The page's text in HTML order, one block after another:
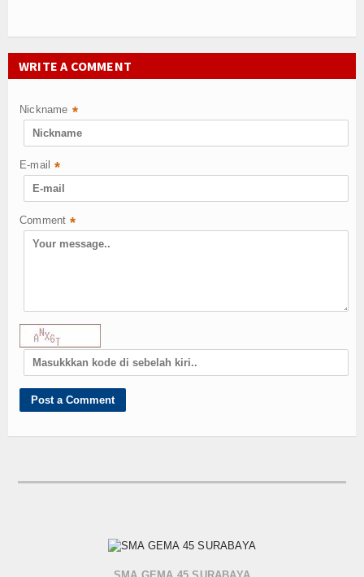
Siswa
Prestasi
Ekstrakulikuler
Serba - serbi
Agenda
Download
Artikel
Video
Hubungi Kami
WRITE A COMMENT
Nickname *
E-mail *
Comment *